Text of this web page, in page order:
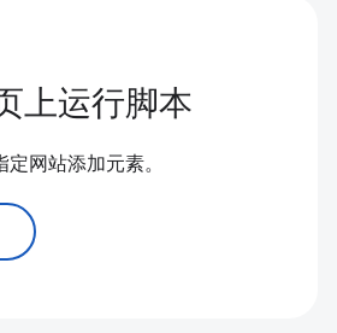
上运行脚本
网站添加元素。